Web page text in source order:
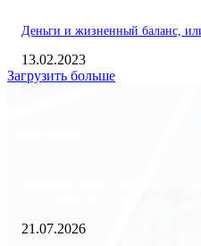
Деньги и жизненный баланс,
13.02.2023
Загрузить больше
21.07.2026